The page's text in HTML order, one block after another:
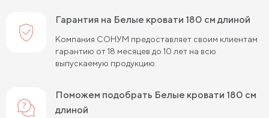
Кровати белого цвета
Кровати цвета графит Кровати желтого цвета
Кровати красного цвета Кровати оранжевого цвета
Гарантия на Белые кровати 180 см длиной
Компания СОНУМ предоставляет своим клиентам
гарантию от 18 месяцев до 10 лет на всю
выпускаемую продукцию.
Поможем подобрать Белые кровати 180 см
длиной